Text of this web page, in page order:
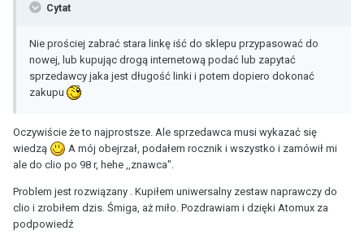
Cytat
Nie prościej zabrać stara linkę iść do sklepu przypasować do
nowej, lub kupując drogą internetową podać lub zapytać
sprzedawcy jaka jest długość linki i potem dopiero dokonać
zakupu
Oczywiście że to najprostsze. Ale sprzedawca musi wykazać się
wiedzą
A mój obejrzał, podałem rocznik i wszystko i zamówił mi
ale do clio po 98 r, hehe ,,znawca".
Problem jest rozwiązany . Kupiłem uniwersalny zestaw naprawczy do
clio i zrobiłem dzis. Śmiga, aż miło. Pozdrawiam i dzięki Atomux za
podpowiedź